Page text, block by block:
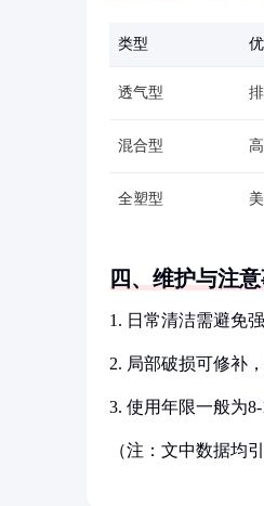
类型
透气型
混合型
全塑型
四、维护与注
1. 日常清洁需避免
2. 局部破损可修补
3. 使用年限一般为
（注：文中数据均